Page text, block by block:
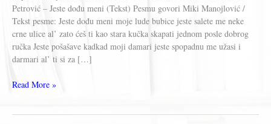
Petrović – Jeste dođu meni (Tekst) Pesmu govori Miki Manojlović /
Tekst pesme: Jeste dođu meni moje lude bubice jeste salete me neke
crne ulice al’ zato ćeš ti kao stara kučka skapati jednom posle dobrog
ručka Jeste pošašave kadkad moji damari jeste spopadnu me užasi i
darmari al’ ti si za […]
Branislav
Read More »